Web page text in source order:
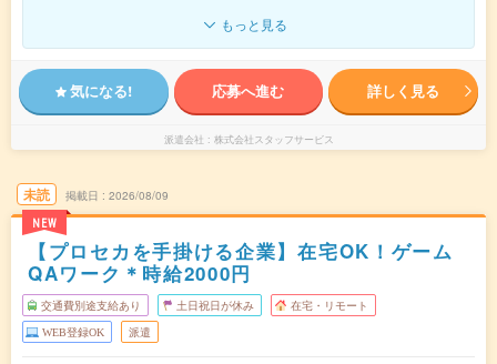
もっと見る
気になる! 応募へ進む 詳しく見る
派遣会社 株式会社スタッフサービス
未読
NEW
掲載日 2026/08/09
【プロセカを手掛ける企業】在宅OK！ゲーム
QAワーク＊時給2000円
交通費別途支給あり 土日祝日が休み 在宅・リモート
WEB登録OK 派遣